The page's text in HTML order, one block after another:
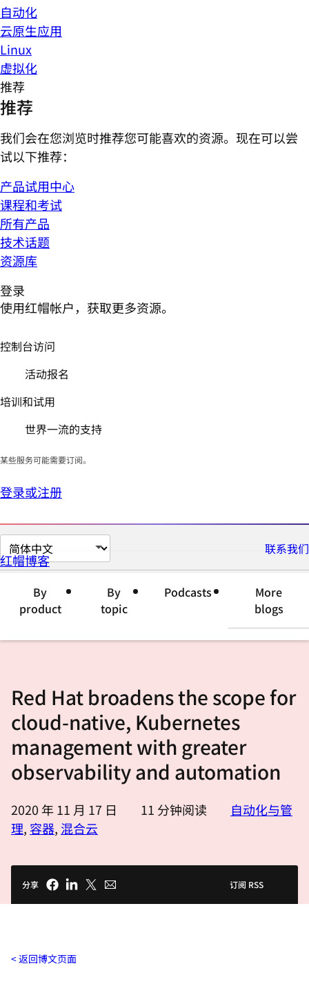
自动化
云原生应用
Linux
虚拟化
推荐
推荐
我们会在您浏览时推荐您可能喜欢的资源。现在可以尝
试以下推荐：
产品试用中心
课程和考试
所有产品
技术话题
资源库
登录
使用红帽帐户，获取更多资源。
控制台访问
活动报名
培训和试用
世界一流的支持
某些服务可能需要订阅。
登录或注册
切
换
言
联系我们
红帽博客
By
product
By
topic
Podcasts
More
blogs
Red Hat broadens the scope for
cloud-native, Kubernetes
management with greater
observability and automation
2020 年 11 月 17 日 11 分钟阅读
自动化与管
理, 容器, 混合云
分享 订阅 RSS
返回博文页面